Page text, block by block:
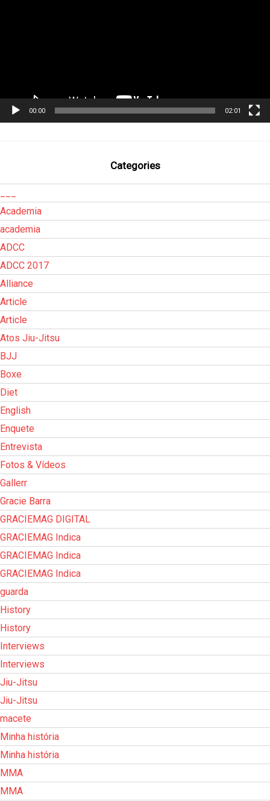
00:00 02:01
Categories
Academia
academia
ADCC
ADCC 2017
Alliance
Article
Article
Atos Jiu-Jitsu
BJJ
Boxe
Diet
English
Enquete
Entrevista
Fotos & Vídeos
Gallerr
Gracie Barra
GRACIEMAG DIGITAL
GRACIEMAG Indica
GRACIEMAG Indica
GRACIEMAG Indica
guarda
History
History
Interviews
Interviews
Jiu-Jitsu
Jiu-Jitsu
macete
Minha história
Minha história
MMA
MMA